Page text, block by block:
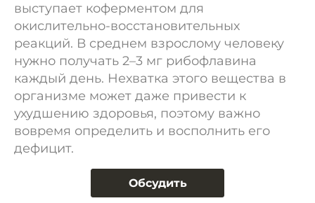
выступает коферментом для
окислительно-восстановительных
реакций. В среднем взрослому человеку
нужно получать 2–3 мг рибофлавина
каждый день. Нехватка этого вещества в
организме может даже привести к
ухудшению здоровья, поэтому важно
вовремя определить и восполнить его
дефицит.
Обсудить